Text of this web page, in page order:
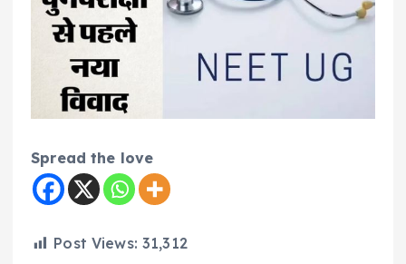
Spread the love
Post Views: 31,312